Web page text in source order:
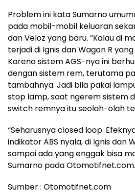
Problem ini kata Sumarno
pada mobil-mobil keluaran
dan Veloz yang baru. “Kalau di
terjadi di Ignis dan Wagon R
Karena sistem AGS-nya ini
dengan sistem rem, terutama
tambahnya. Jadi bila pakai
stop lamp, saat ngerem sistem
switch remnya itu seolah-olah
“Seharusnya closed loop.
indikator ABS nyala, di Ignis dan
sampai ada yang enggak bisa
Sumarno pada Otomotifnet.com.
Sumber : Otomotifnet.com